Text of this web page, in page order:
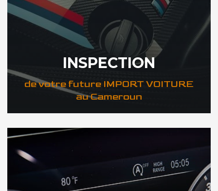
INSPECTION
de votre future IMPORT VOITURE
au Cameroun
DÉCOUVREZ VOTRE INSPECTION AUTO au Cameroun